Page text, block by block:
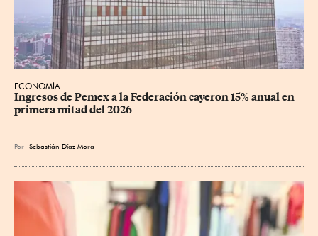
ECONOMÍA
Ingresos de Pemex a la Federación cayeron 15% anual en
primera mitad del 2026
Por Sebastián Díaz Mora